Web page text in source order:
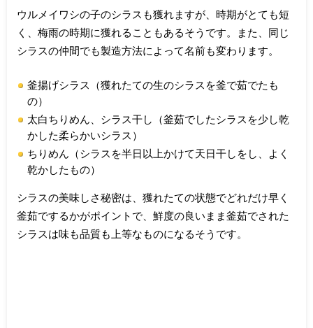
ウルメイワシの子のシラスも獲れますが、時期がとても短
く、梅雨の時期に獲れることもあるそうです。また、同じ
シラスの仲間でも製造方法によって名前も変わります。
釜揚げシラス（獲れたての生のシラスを釜で茹でたも
の）
太白ちりめん、シラス干し（釜茹でしたシラスを少し乾
かした柔らかいシラス）
ちりめん（シラスを半日以上かけて天日干しをし、よく
乾かしたもの）
シラスの美味しさ秘密は、獲れたての状態でどれだけ早く
釜茹でするかがポイントで、鮮度の良いまま釜茹でされた
シラスは味も品質も上等なものになるそうです。